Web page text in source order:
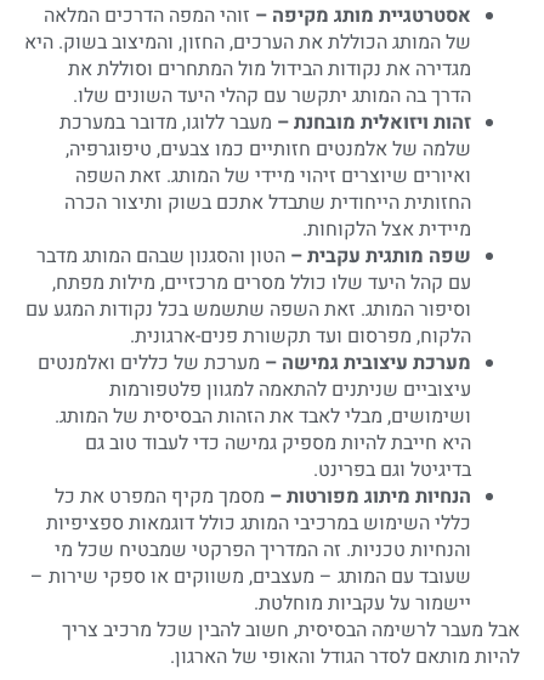
אסטרטגיית מותג מקיפה – זוהי המפה הדרכים המלאה
של המותג הכוללת את הערכים, החזון, והמיצוב בשוק. היא
מגדירה את נקודות הבידול מול המתחרים וסוללת את
הדרך בה המותג יתקשר עם קהלי היעד השונים שלו.
זהות ויזואלית מובחנת – מעבר ללוגו, מדובר במערכת
שלמה של אלמנטים חזותיים כמו צבעים, טיפוגרפיה,
ואיורים שיוצרים זיהוי מיידי של המותג. זאת השפה
החזותית הייחודית שתבדל אתכם בשוק ותיצור הכרה
מיידית אצל הלקוחות.
שפה מותגית עקבית – הטון והסגנון שבהם המותג מדבר
עם קהל היעד שלו כולל מסרים מרכזיים, מילות מפתח,
וסיפור המותג. זאת השפה שתשמש בכל נקודות המגע עם
הלקוח, מפרסום ועד תקשורת פנים-ארגונית.
מערכת עיצובית גמישה – מערכת של כללים ואלמנטים
עיצוביים שניתנים להתאמה למגוון פלטפורמות
ושימושים, מבלי לאבד את הזהות הבסיסית של המותג.
היא חייבת להיות מספיק גמישה כדי לעבוד טוב גם
בדיגיטל וגם בפרינט.
הנחיות מיתוג מפורטות – מסמך מקיף המפרט את כל
כללי השימוש במרכיבי המותג כולל דוגמאות ספציפיות
והנחיות טכניות. זה המדריך הפרקטי שמבטיח שכל מי
שעובד עם המותג – מעצבים, משווקים או ספקי שירות –
יישמור על עקביות מוחלטת.
אבל מעבר לרשימה הבסיסית, חשוב להבין שכל מרכיב צריך
להיות מותאם לסדר הגודל והאופי של הארגון.